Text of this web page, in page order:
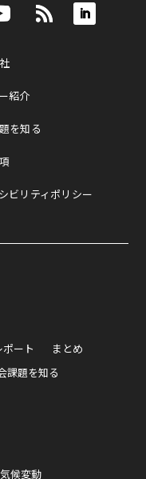
紹介
を知る
ビリティポリシー
ポート
まとめ
課題を知る
気候変動